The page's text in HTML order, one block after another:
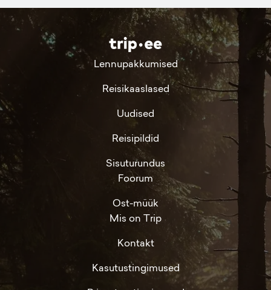
Lennupakkumised
Reisikaaslased
Uudised
Reisipildid
Sisuturundus
Foorum
Ost-müük
Mis on Trip
Kontakt
Kasutustingimused